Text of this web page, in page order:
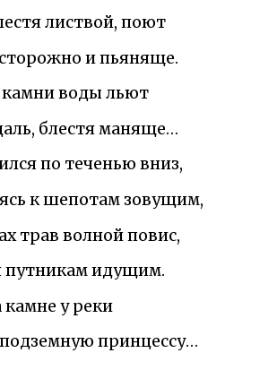
листвой, поют
и пьяняще.
камни воды льют
блестя маняще…
по теченью вниз,
к шепотам зовущим,
трав волной повис,
путникам идущим.
камне у реки
принцессу…